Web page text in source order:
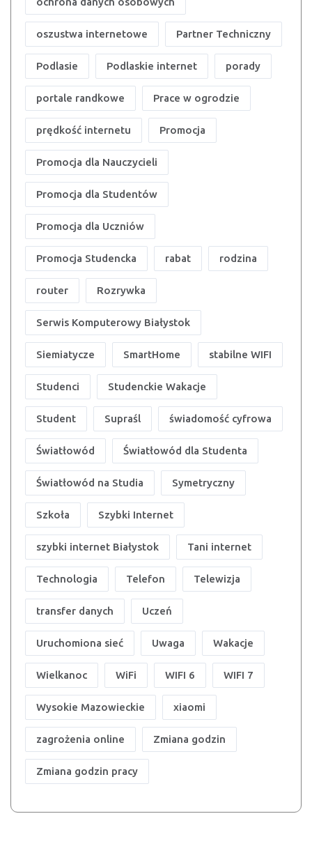
oszustwa internetowe Partner Techniczny
Podlasie Podlaskie internet porady
portale randkowe Prace w ogrodzie
prędkość internetu Promocja
Promocja dla Nauczycieli
Promocja dla Studentów
Promocja dla Uczniów
Promocja Studencka rabat rodzina
router Rozrywka
Serwis Komputerowy Białystok
Siemiatycze SmartHome stabilne WIFI
Studenci Studenckie Wakacje
Student Supraśl świadomość cyfrowa
Światłowód Światłowód dla Studenta
Światłowód na Studia Symetryczny
Szkoła Szybki Internet
szybki internet Białystok Tani internet
Technologia Telefon Telewizja
transfer danych Uczeń
Uruchomiona sieć Uwaga Wakacje
Wielkanoc WiFi WIFI 6 WIFI 7
Wysokie Mazowieckie xiaomi
zagrożenia online Zmiana godzin
Zmiana godzin pracy